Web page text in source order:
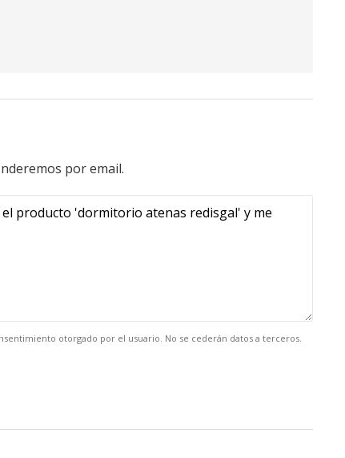
por email.
otorgado por el usuario. No se cederán datos a terceros.